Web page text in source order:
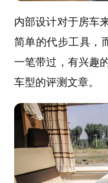
内部设计对于房车
简单的代步工具，
一笔带过，有兴趣
车型的评测文章。